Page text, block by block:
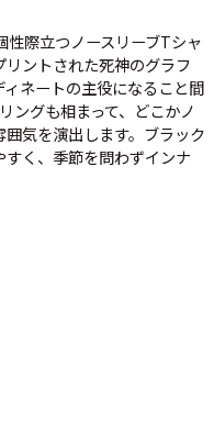
性際立つノースリーブTシャ
リントされた死神のグラフ
ネートの主役になること間
ングも相まって、どこかノ
気を演出します。ブラック
く、季節を問わずインナ